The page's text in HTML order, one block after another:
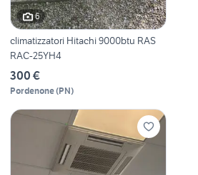
6
climatizzatori Hitachi 9000btu RAS
RAC-25YH4
300 €
Pordenone(PN)